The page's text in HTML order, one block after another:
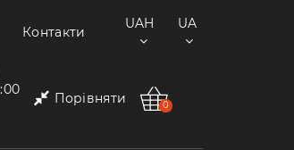
Контакти
UAH UA
Порівняти 0